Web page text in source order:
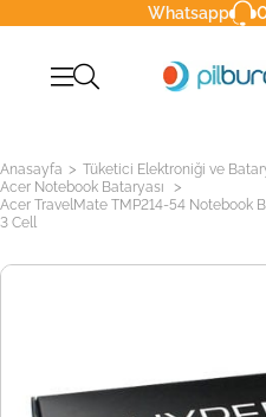
Whatsapp
Anasayfa > Tüketici Elektroniği ve
Acer Notebook Bataryası >
Acer TravelMate TMP214-54 Notebook
3 Cell